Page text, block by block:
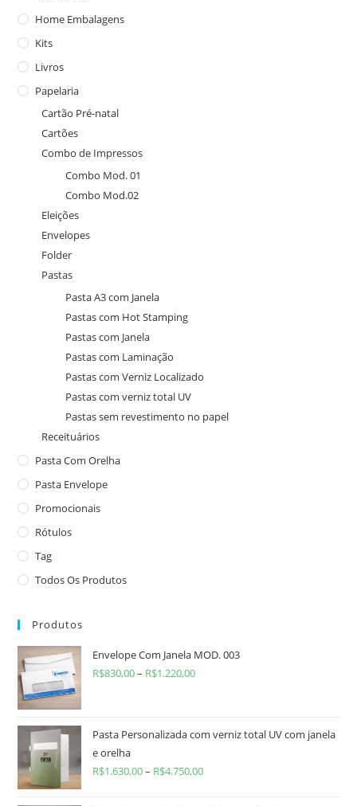
Home Embalagens
Kits
Livros
Papelaria
Cartão Pré-natal
Cartões
Combo de Impressos
Combo Mod. 01
Combo Mod.02
Eleições
Envelopes
Folder
Pastas
Pasta A3 com Janela
Pastas com Hot Stamping
Pastas com Janela
Pastas com Laminação
Pastas com Verniz Localizado
Pastas com verniz total UV
Pastas sem revestimento no papel
Receituários
Pasta Com Orelha
Pasta Envelope
Promocionais
Rótulos
Tag
Todos Os Produtos
Produtos
Envelope Com Janela MOD. 003
R$830,00– R$1.220,00
Pasta Personalizada com verniz total UV com janela
e orelha
R$1.630,00– R$4.750,00